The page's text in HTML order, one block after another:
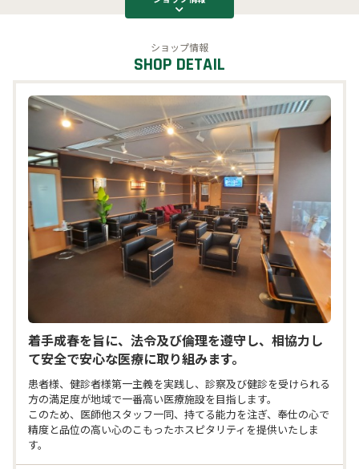
オフィス
ショップ情報
着手成春を旨に、法令及び倫理を遵守し、相協力し
て安全で安心な医療に取り組みます。
患者様、健診者様第一主義を実践し、診察及び健診を受けられる
方の満足度が地域で一番高い医療施設を目指します。
このため、医師他スタッフ一同、持てる能力を注ぎ、奉仕の心で
精度と品位の高い心のこもったホスピタリティを提供いたしま
す。